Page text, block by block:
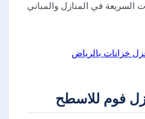
السريعة في المنازل والمباني
خزانات بالرياض
فوم للاسطح